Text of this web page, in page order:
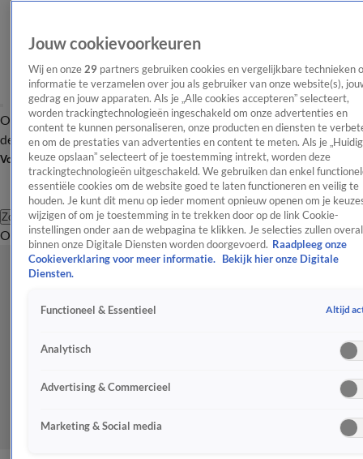
OverzichtAfleveringen Entertainment TV Algemeen
Tip
de redactieNieuwsbrief
Volg Shownieuws
Zoeken
OverzichtEntertainmentSpraakmakendRealityCrimeVideo's
Jouw cookievoorkeuren
Wij en onze 29 partners gebruiken cookies en vergelijkbare technieken
informatie te verzamelen over jou als gebruiker van onze website(s),
gedrag en jouw apparaten. Als je „Alle cookies accepteren” selecteert,
worden trackingtechnologieën ingeschakeld om onze advertenties en
content te kunnen personaliseren, onze producten en diensten te
en om de prestaties van advertenties en content te meten. Als je
keuze opslaan” selecteert of je toestemming intrekt, worden deze
trackingtechnologieën uitgeschakeld. We gebruiken dan enkel
essentiële cookies om de website goed te laten functioneren en veilig te
houden. Je kunt dit menu op ieder moment opnieuw openen om je
wijzigen of om je toestemming in te trekken door op de link Cookie-
instellingen onder aan de webpagina te klikken. Je selecties zullen overal
binnen onze Digitale Diensten worden doorgevoerd. Raadpleeg onze
Cookieverklaring voor meer informatie.
Bekijk hier onze Digitale
Diensten.
Functioneel & Essentieel Altijd
Analytisch
Advertising & Commercieel
Marketing & Social media